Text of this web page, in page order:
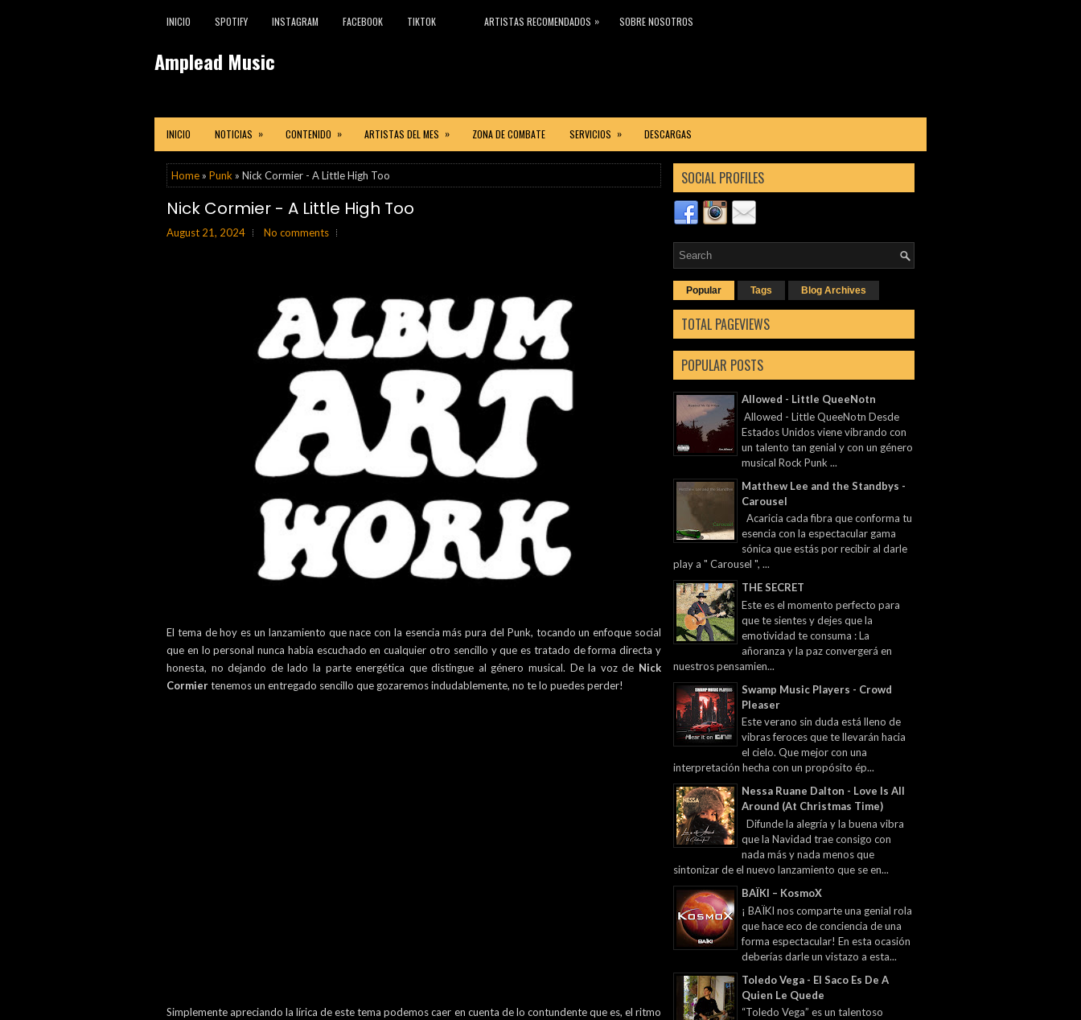
INICIO SPOTIFY INSTAGRAM FACEBOOK TIKTOK ARTISTAS RECOMENDADOS » SOBRE NOSOTROS
Amplead Music
INICIO NOTICIAS » CONTENIDO » ARTISTAS DEL MES » ZONA DE COMBATE SERVICIOS » DESCARGAS
Home » Punk » Nick Cormier - A Little High Too
Nick Cormier - A Little High Too
August 21, 2024 No comments
El tema de hoy es un lanzamiento que nace con la esencia más pura del Punk, tocando un enfoque social
que en lo personal nunca había escuchado en cualquier otro sencillo y que es tratado de forma directa y
honesta, no dejando de lado la parte energética que distingue al género musical. De la voz de Nick
Cormiertenemos un entregado sencillo que gozaremos indudablemente, no te lo puedes perder!
Simplemente apreciando la lírica de este tema podemos caer en cuenta de lo contundente que es, el ritmo
SOCIAL PROFILES
Popular Tags Blog Archives
TOTAL PAGEVIEWS
POPULAR POSTS
Allowed - Little QueeNotn
Allowed - Little QueeNotn Desde
Estados Unidos viene vibrando con
un talento tan genial y con un género
musical Rock Punk ...
Matthew Lee and the Standbys -
Carousel
Acaricia cada fibra que conforma tu
esencia con la espectacular gama
sónica que estás por recibir al darle
play a " Carousel ", ...
THE SECRET
Este es el momento perfecto para
que te sientes y dejes que la
emotividad te consuma : La
añoranza y la paz convergerá en
nuestros pensamien...
Swamp Music Players - Crowd
Pleaser
Este verano sin duda está lleno de
vibras feroces que te llevarán hacia
el cielo. Que mejor con una
interpretación hecha con un propósito ép...
Nessa Ruane Dalton - Love Is All
Around (At Christmas Time)
Difunde la alegría y la buena vibra
que la Navidad trae consigo con
nada más y nada menos que
sintonizar de el nuevo lanzamiento que se en...
BAÏKI – KosmoX
¡ BAÏKI nos comparte una genial rola
que hace eco de conciencia de una
forma espectacular! En esta ocasión
deberías darle un vistazo a esta...
Toledo Vega - El Saco Es De A
Quien Le Quede
“Toledo Vega” es un talentoso